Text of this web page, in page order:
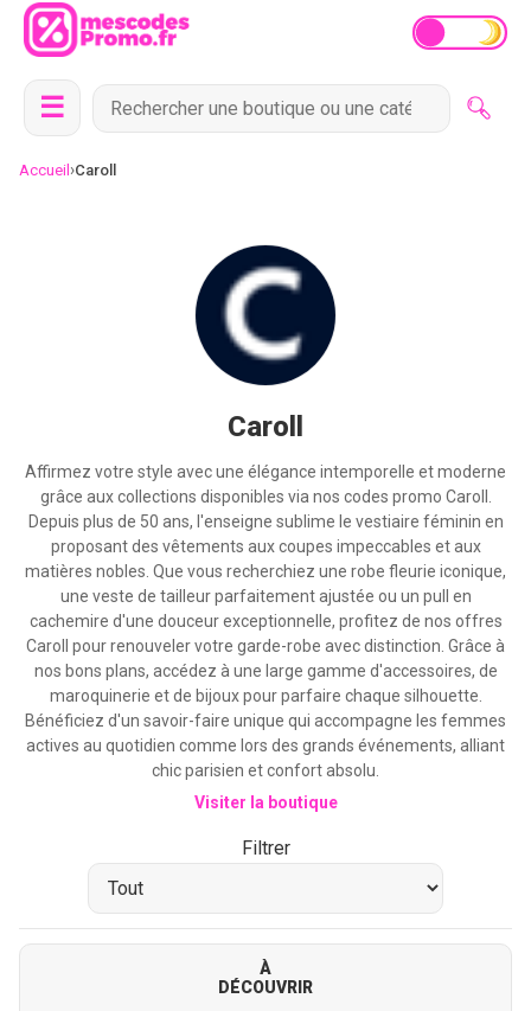
☰
Accueil ›Caroll
Caroll
Affirmez votre style avec une élégance intemporelle et moderne
grâce aux collections disponibles via nos codes promo Caroll.
Depuis plus de 50 ans, l'enseigne sublime le vestiaire féminin en
proposant des vêtements aux coupes impeccables et aux
matières nobles. Que vous recherchiez une robe fleurie iconique,
une veste de tailleur parfaitement ajustée ou un pull en
cachemire d'une douceur exceptionnelle, profitez de nos offres
Caroll pour renouveler votre garde-robe avec distinction. Grâce à
nos bons plans, accédez à une large gamme d'accessoires, de
maroquinerie et de bijoux pour parfaire chaque silhouette.
Bénéficiez d'un savoir-faire unique qui accompagne les femmes
actives au quotidien comme lors des grands événements, alliant
chic parisien et confort absolu.
Visiter la boutique
Filtrer
À
DÉCOUVRIR